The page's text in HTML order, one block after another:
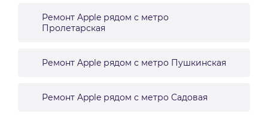
Ремонт Apple рядом с метро
Пролетарская
Ремонт Apple рядом с метро Пушкинская
Ремонт Apple рядом с метро Садовая